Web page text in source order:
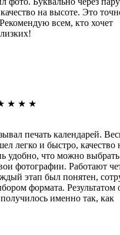
качество на высоте. Это
всем, кто хочет
★ ★ ★
печать календарей.
легко и быстро, качество
удобно, что можно
фотографии. Работают
этап был понятен,
формата. Результатом
именно так, как